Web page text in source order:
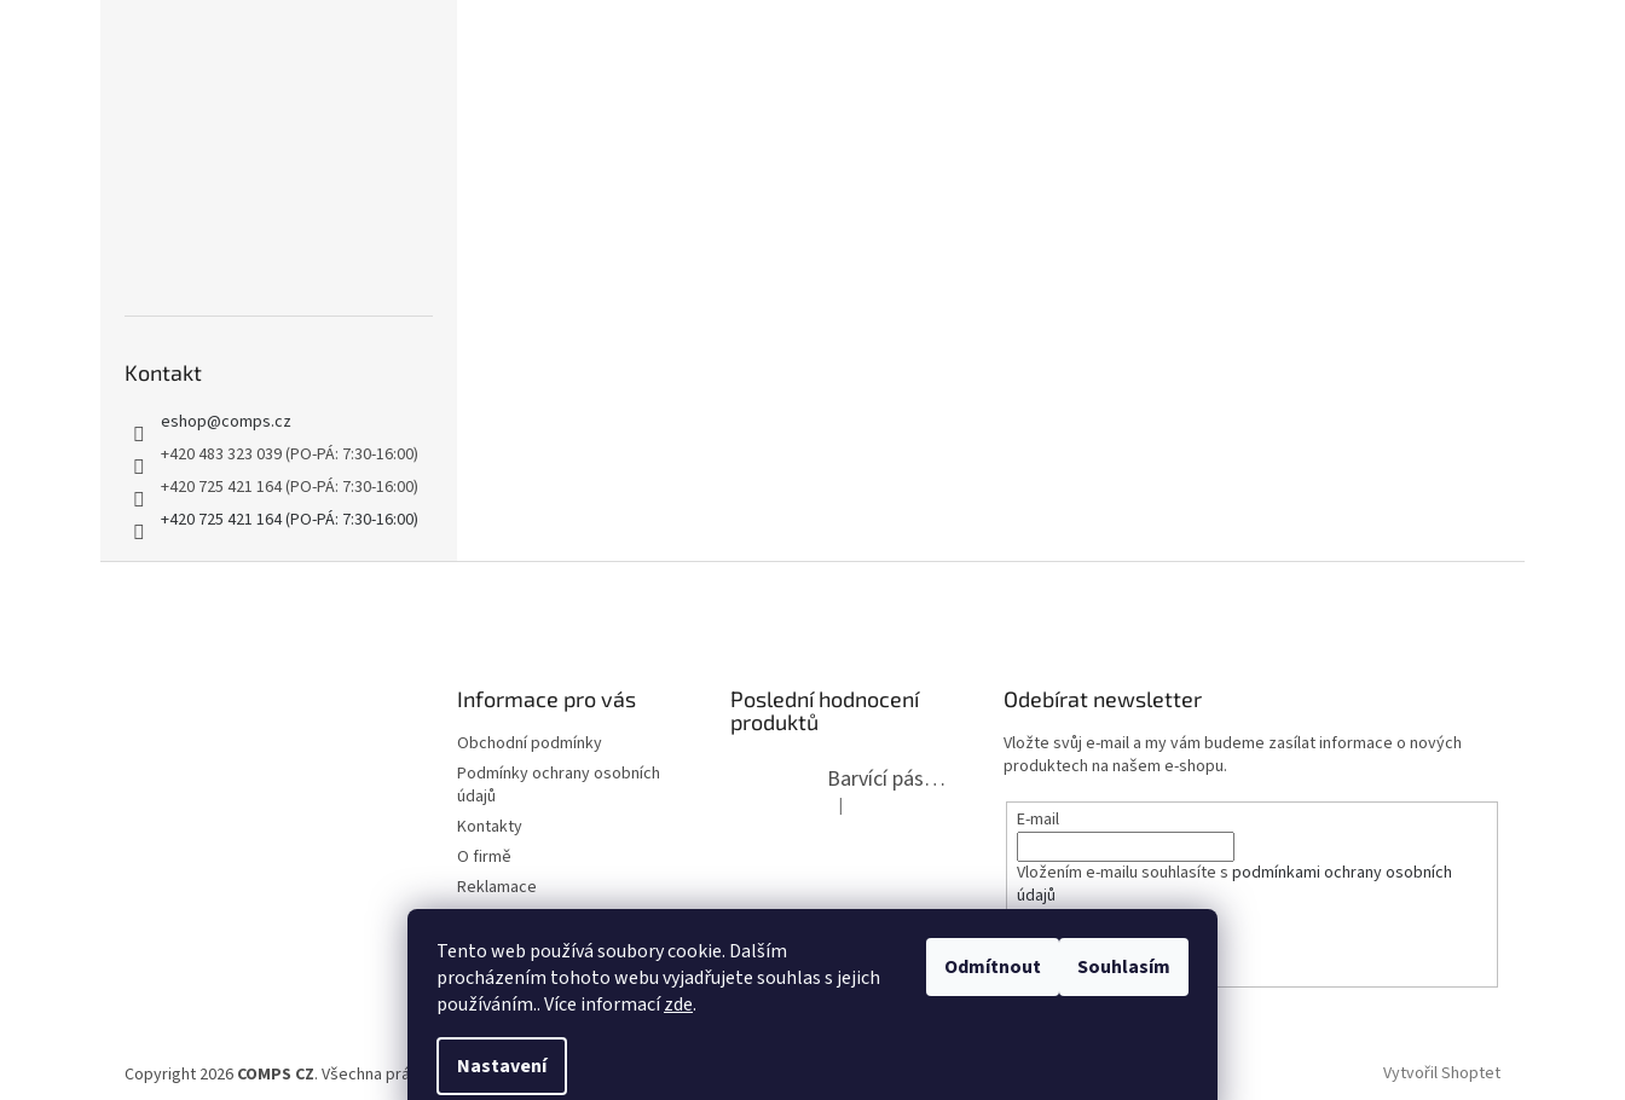
Tento web používá soubory cookie. Dalším
procházením tohoto webu vyjadřujete souhlas s jejich
používáním.. Více informacízde.
Nastavení
Odmítnout Souhlasím
Kontakt
eshop@comps.cz
+420 483 323 039 (PO-PÁ: 7:30-16:00)
+420 725 421 164 (PO-PÁ: 7:30-16:00)
+420 725 421 164 (PO-PÁ: 7:30-16:00)
Informace pro vás
Obchodní podmínky
Podmínky ochrany osobních
údajů
Kontakty
O firmě
Reklamace
Elektromobilita 2020
Certifikáty
Možnosti dopravy
Poslední hodnocení
produktů
Barvící páska pro psací stroje DIN 1, DIN 13/10, LAND, PA červenočerná
Hodnocení produktu je 5 z 5 hvězdiček.
|
Odebírat newsletter
Vložte svůj e-mail a my vám budeme zasílat informace o nových
produktech na našem e-shopu.
E-mail
Vložením e-mailu souhlasíte spodmínkami ochrany osobních
údajů
Vytvořil Shoptet
Copyright 2026 COMPS CZ. Všechna práva vyhrazena.